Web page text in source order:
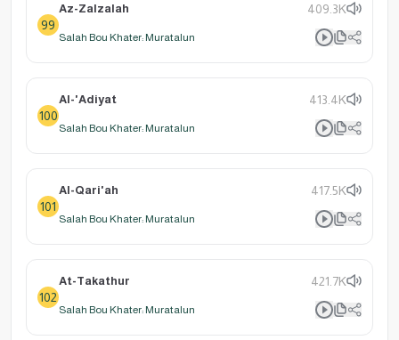
99
Az-Zalzalah 409.3K
Salah Bou Khater: Muratalun
100
Al-'Adiyat 413.4K
Salah Bou Khater: Muratalun
101
Al-Qari'ah 417.5K
Salah Bou Khater: Muratalun
102
At-Takathur 421.7K
Salah Bou Khater: Muratalun